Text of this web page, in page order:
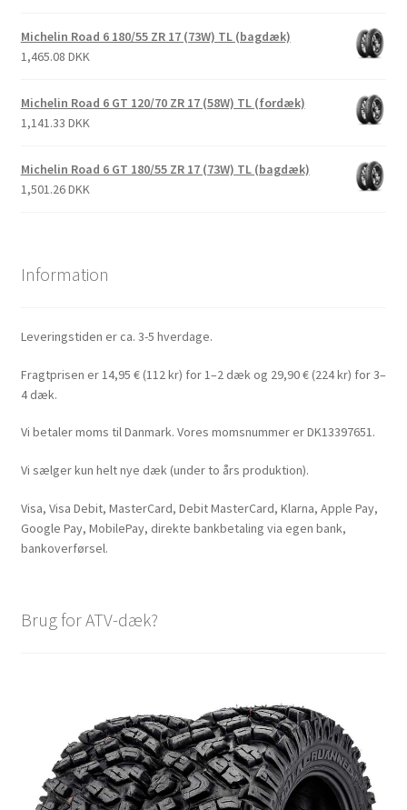
Michelin Road 6 180/55 ZR 17 (73W) TL (bagdæk)
1,465.08 DKK
Michelin Road 6 GT 120/70 ZR 17 (58W) TL (fordæk)
1,141.33 DKK
Michelin Road 6 GT 180/55 ZR 17 (73W) TL (bagdæk)
1,501.26 DKK
Information
Leveringstiden er ca. 3-5 hverdage.
Fragtprisen er 14,95 € (112 kr) for 1–2 dæk og 29,90 € (224 kr) for 3–
4 dæk.
Vi betaler moms til Danmark. Vores momsnummer er DK13397651.
Vi sælger kun helt nye dæk (under to års produktion).
Visa, Visa Debit, MasterCard, Debit MasterCard, Klarna, Apple Pay,
Google Pay, MobilePay, direkte bankbetaling via egen bank,
bankoverførsel.
Brug for ATV-dæk?